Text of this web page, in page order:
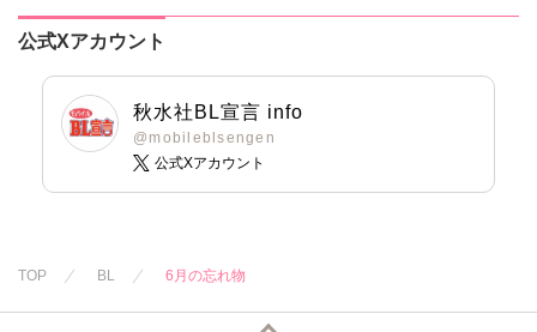
公式Xアカウント
秋水社BL宣言 info
@mobileblsengen
公式Xアカウント
TOP BL 6月の忘れ物